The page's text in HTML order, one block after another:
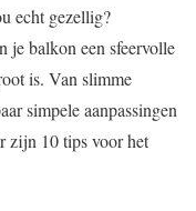
echt gezellig?
je balkon een sfeervolle
is. Van slimme
simpele aanpassingen
zijn 10 tips voor het